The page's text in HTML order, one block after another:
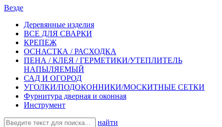
Везде
Деревянные изделия
ВСЕ ДЛЯ СВАРКИ
КРЕПЕЖ
ОСНАСТКА / РАСХОДКА
ПЕНА / КЛЕЯ / ГЕРМЕТИКИ/УТЕПЛИТЕЛЬ
НАПЫЛЯЕМЫЙ
САД И ОГОРОД
УГОЛКИ/ПОДОКОННИКИ/МОСКИТНЫЕ СЕТКИ
Фурнитура дверная и оконная
Инструмент
найти